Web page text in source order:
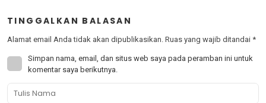
TINGGALKAN BALASAN
Alamat email Anda tidak akan dipublikasikan. Ruas yang wajib ditandai *
Simpan nama, email, dan situs web saya pada peramban ini untuk
komentar saya berikutnya.